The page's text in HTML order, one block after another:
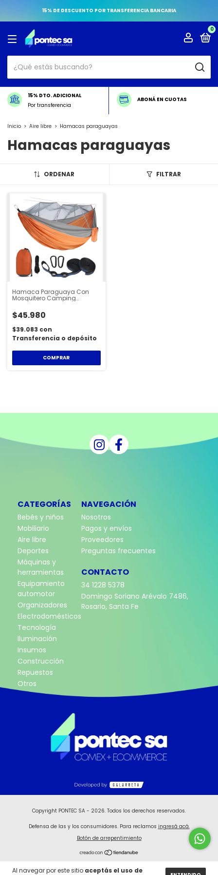
15% DE DESCUENTO POR TRANSFERENCIA BANCARIA
0
15% DTO. ADICIONAL
Por transferencia
ABONÁ EN CUOTAS
Al navegar por este sitio aceptás el uso de
Inicio > Aire libre > Hamacas paraguayas
Hamacas paraguayas
ORDENAR FILTRAR
Hamaca Paraguaya Con
Mosquitero Camping
HAM200
$45.980
$39.083 con
Transferencia o depósito
COMPRAR
CATEGORÍAS
Bebés y niños
Mobiliario
Aire libre
Deportes
Máquinas y
herramientas
Equipamiento
automotor
Organizadores
Electrodomésticos
Tecnología
Iluminación
Insumos
Construcción
Repuestos
Otros
NAVEGACIÓN
Nosotros
Pagos y envíos
Proveedores
Preguntas frecuentes
CONTACTO
34 1228 5378
Domingo Soriano Arévalo 7486,
Rosario, Santa Fe
Copyright PONTEC SA - 2026. Todos los derechos reservados.
Defensa de las y los consumidores. Para reclamos ingresá acá.
Botón de arrepentimiento